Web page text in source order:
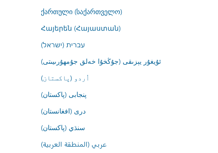
ქართული (საქართველო)
Հայերեն (Հայաստան)
עברית (ישראל)
ئۇيغۇر يېزىقى (جۇڭخۇا خەلق جۇمھۇرىيىتى)
اُردو (پاکستان)
پنجابی (پاکستان)
درى (افغانستان)
سنڌي (پاکستان)
عربي (المنطقة العربية)